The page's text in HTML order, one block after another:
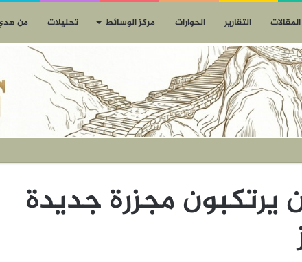
المقالات التقارير الحوارات مركز الوسائط تحليلات من
يرتكبون مجزرة جديدة